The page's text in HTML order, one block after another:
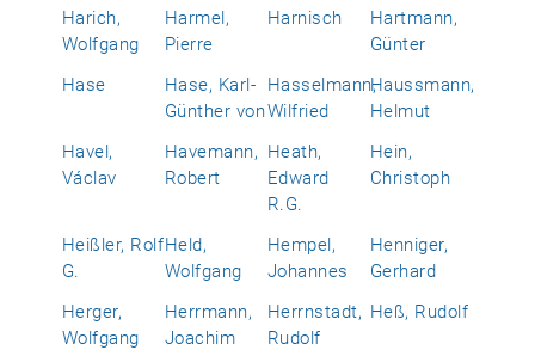
Harich,
Wolfgang
Harmel,
Pierre
Harnisch
Hartmann,
Günter
Hase
Hase, Karl-
Günther von
Hasselmann,
Wilfried
Haussmann,
Helmut
Havel,
Václav
Havemann,
Robert
Heath,
Edward
R.G.
Hein,
Christoph
Heißler, Rolf
G.
Held,
Wolfgang
Hempel,
Johannes
Henniger,
Gerhard
Herger,
Wolfgang
Herrmann,
Joachim
Herrnstadt,
Rudolf
Heß, Rudolf